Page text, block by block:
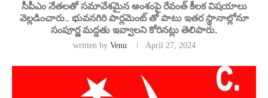
సీపీఎం నేతలతో సమావేశమైన అంశంపై రేవంత్ కీలక విషయాలు
వెల్లడించారు.. భువనగిరి పార్లమెంట్ తో పాటు ఇతర స్థానాల్లోనూ
సంపూర్ణ మద్దతు ఇవ్వాలని కోరినట్లు తెలిపారు.
written by Venu April 27, 2024